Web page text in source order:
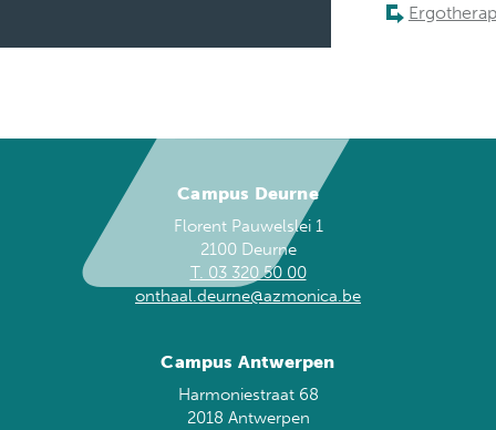
Campus Deurne
Florent Pauwelslei 1
2100 Deurne
T. 03 320 50 00
onthaal.deurne@azmonica.be
Campus Antwerpen
Harmoniestraat 68
2018 Antwerpen